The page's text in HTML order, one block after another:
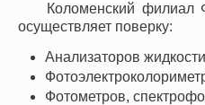
Коломенский
осуществляет поверку:
Анализаторов
Фотометров,